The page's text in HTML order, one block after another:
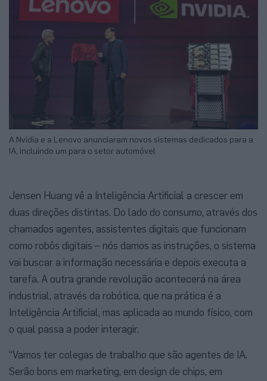
A Nvidia e a Lenovo anunciaram novos sistemas dedicados para a
IA, incluindo um para o setor automóvel
Jensen Huang vê a Inteligência Artificial a crescer em
duas direções distintas. Do lado do consumo, através dos
chamados agentes, assistentes digitais que funcionam
como robôs digitais – nós damos as instruções, o sistema
vai buscar a informação necessária e depois executa a
tarefa. A outra grande revolução acontecerá na área
industrial, através da robótica, que na prática é a
Inteligência Artificial, mas aplicada ao mundo físico, com
o qual passa a poder interagir.
“Vamos ter colegas de trabalho que são agentes de IA.
Serão bons em marketing, em design de chips, em